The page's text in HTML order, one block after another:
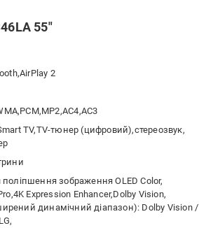
55"
AirPlay 2
PCM MP2 AC4 АС3
TV TV-тюнер (цифровий) стереозвук
поліпшення зображення OLED Color
4K Expression Enhancer Dolby Vision
динамічний діапазон): Dolby Vision /